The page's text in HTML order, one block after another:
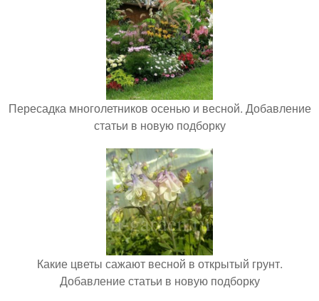
Пересадка многолетников осенью и весной. Добавление
статьи в новую подборку
Какие цветы сажают весной в открытый грунт.
Добавление статьи в новую подборку